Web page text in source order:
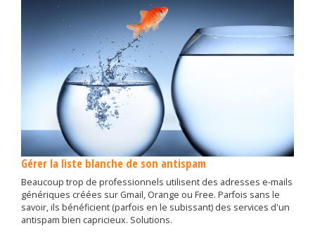
Gérer la liste blanche de son antispam
Beaucoup trop de professionnels utilisent des adresses e-mails
génériques créées sur Gmail, Orange ou Free. Parfois sans le
savoir, ils bénéficient (parfois en le subissant) des services d'un
antispam bien capricieux. Solutions.